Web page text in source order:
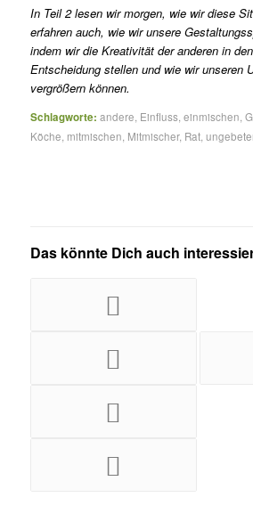
In Teil 2 lesen wir morgen, wie wir diese
erfahren auch, wie wir unsere
indem wir die Kreativität der anderen in
Entscheidung stellen und wie wir unseren
vergrößern können.
Schlagworte: andere, Einfluss,einmischen,
Köche, mitmischen, Mitmischer, Rat,
Das könnte Dich auch